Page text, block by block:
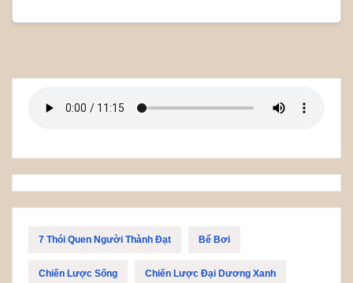
7 Thói Quen Người Thành Đạt Bể Bơi
Chiến Lược Sống Chiến Lược Đại Dương Xanh